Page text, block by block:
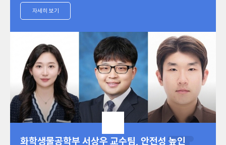
자세히 보기
화학생물공학부 서상우 교수팀, 안전성 높인